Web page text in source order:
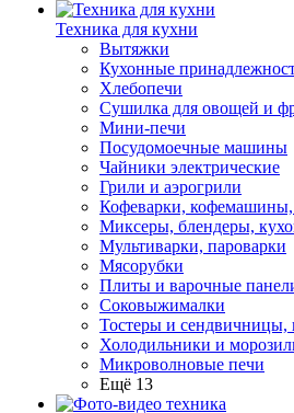
Техника для кухни
Вытяжки
Кухонные
Хлебопечи
Сушилка для овощей и
Мини-печи
Посудомоечные машины
Чайники электрические
Грили и аэрогрили
Кофеварки,
Миксеры, блендеры,
Мультиварки, пароварки
Мясорубки
Плиты и варочные
Соковыжималки
Тостеры и
Холодильники и
Микроволновые печи
Ещё 13